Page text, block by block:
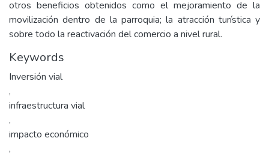
otros beneficios obtenidos como el mejoramiento de la
movilización dentro de la parroquia; la atracción turística y
sobre todo la reactivación del comercio a nivel rural.
Keywords
Inversión vial
,
infraestructura vial
,
impacto económico
,